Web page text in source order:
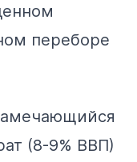
переборе
(8-9% ВВП)